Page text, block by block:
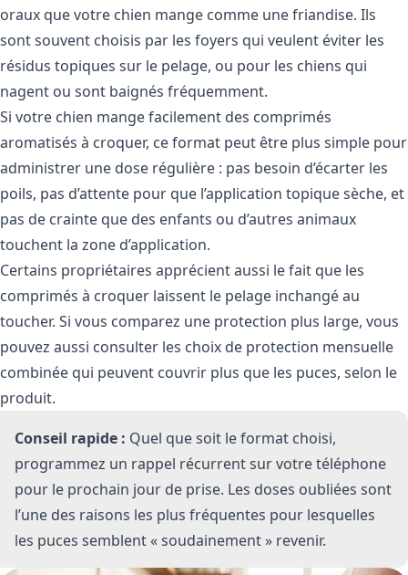
oraux que votre chien mange comme une friandise. Ils
sont souvent choisis par les foyers qui veulent éviter les
résidus topiques sur le pelage, ou pour les chiens qui
nagent ou sont baignés fréquemment.
Si votre chien mange facilement des comprimés
aromatisés à croquer, ce format peut être plus simple pour
administrer une dose régulière : pas besoin d’écarter les
poils, pas d’attente pour que l’application topique sèche, et
pas de crainte que des enfants ou d’autres animaux
touchent la zone d’application.
Certains propriétaires apprécient aussi le fait que les
comprimés à croquer laissent le pelage inchangé au
toucher. Si vous comparez une protection plus large, vous
pouvez aussi consulter les choix de protection mensuelle
combinée qui peuvent couvrir plus que les puces, selon le
produit.
Conseil rapide : Quel que soit le format choisi,
programmez un rappel récurrent sur votre téléphone
pour le prochain jour de prise. Les doses oubliées sont
l’une des raisons les plus fréquentes pour lesquelles
les puces semblent « soudainement » revenir.